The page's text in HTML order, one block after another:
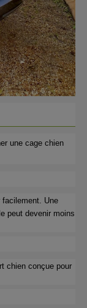
une cage chien
facilement. Une
peut devenir moins
chien conçue pour